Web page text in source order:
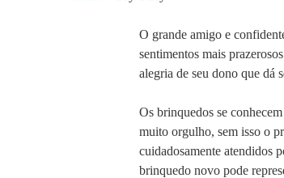
Aperte enter para pesquisar ou ESC para
O grande amigo e
sentimentos mais
alegria de seu dono que dá
Os brinquedos se
muito orgulho, sem isso o
cuidadosamente atendidos
brinquedo novo pode